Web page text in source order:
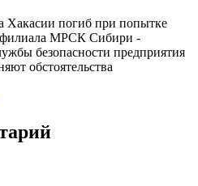
Хакасии погиб при попытке
филиала МРСК Сибири -
безопасности предприятия
обстоятельства